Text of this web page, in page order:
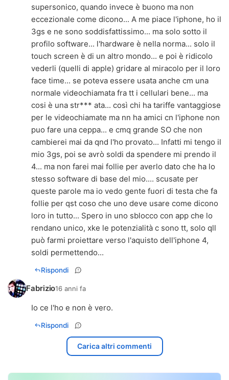
supersonico, quando invece è buono ma non
eccezionale come dicono... A me piace l'iphone, ho il
3gs e ne sono soddisfattissimo... ma solo sotto il
profilo software... l'hardware è nella norma... solo il
touch screen è di un altro mondo... e poi è ridicolo
vederli (quelli di apple) gridare al miracolo per il loro
face time... se poteva essere usata anche cm una
normale videochiamata fra tt i cellulari bene... ma
cosi è una str*** ata... così chi ha tariffe vantaggiose
per le videochiamate ma nn ha amici cn l'iphone non
puo fare una ceppa... e cmq grande SO che non
cambierei mai da qnd l'ho provato... Infatti mi tengo il
mio 3gs, poi se avrò soldi da spendere mi prendo il
4... ma non farei mai follie per averlo dato che ha lo
stesso software di base del mio.... scusate per
queste parole ma io vedo gente fuori di testa che fa
follie per qst coso che uno deve usare come dicono
loro in tutto... Spero in uno sblocco con app che lo
rendano unico, xke le potenzialità c sono tt, solo qll
può farmi proiettare verso l'aquisto dell'iphone 4,
soldi permettendo...
Rispondi
Fabrizio16 anni fa
Io ce l'ho e non è vero.
Rispondi
Carica altri commenti